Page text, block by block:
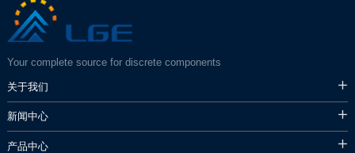
Your complete source for discrete components
关于我们
新闻中心
产品中心